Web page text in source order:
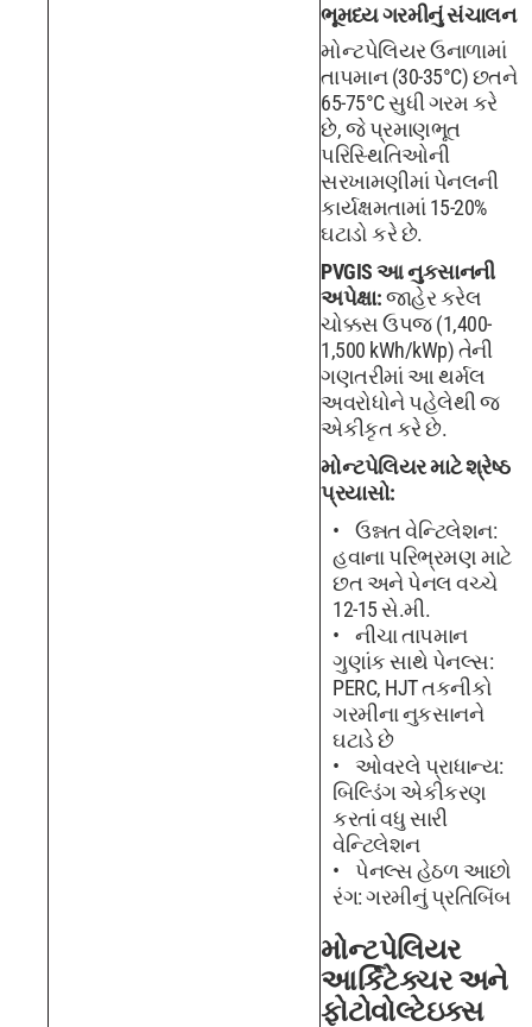
ભૂમધ્ય ગરમીનું સંચાલન
મોન્ટપેલિયર ઉનાળામાં
તાપમાન (30-35°C) છતને
65-75°C સુધી ગરમ કરે
છે, જે પ્રમાણભૂત
પરિસ્થિતિઓની
સરખામણીમાં પેનલની
કાર્યક્ષમતામાં 15-20%
ઘટાડો કરે છે.
PVGIS આ નુકસાનની
અપેક્ષા:જાહેર કરેલ
ચોક્કસ ઉપજ (1,400-
1,500 kWh/kWp) તેની
ગણતરીમાં આ થર્મલ
અવરોધોને પહેલેથી જ
એકીકૃત કરે છે.
મોન્ટપેલિયર માટે શ્રેષ્ઠ
પ્રયાસો:
ઉન્નત વેન્ટિલેશન:
હવાના પરિભ્રમણ માટે
છત અને પેનલ વચ્ચે
12-15 સે.મી.
નીચા તાપમાન
ગુણાંક સાથે પેનલ્સ:
PERC, HJT તકનીકો
ગરમીના નુકસાનને
ઘટાડે છે
ઓવરલે પ્રાધાન્ય:
બિલ્ડિંગ એકીકરણ
કરતાં વધુ સારી
વેન્ટિલેશન
પેનલ્સ હેઠળ આછો
રંગ: ગરમીનું પ્રતિબિંબ
મોન્ટપેલિયર
આર્કિટેક્ચર અને
ફોટોવોલ્ટેઇક્સ